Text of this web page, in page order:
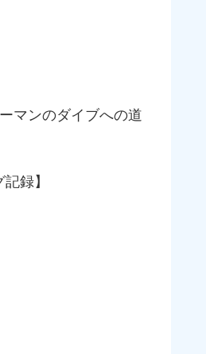
ンのダイブへの道
録】